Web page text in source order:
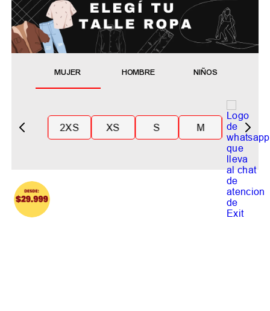
MUJER HOMBRE NIÑOS
2XS XS S M